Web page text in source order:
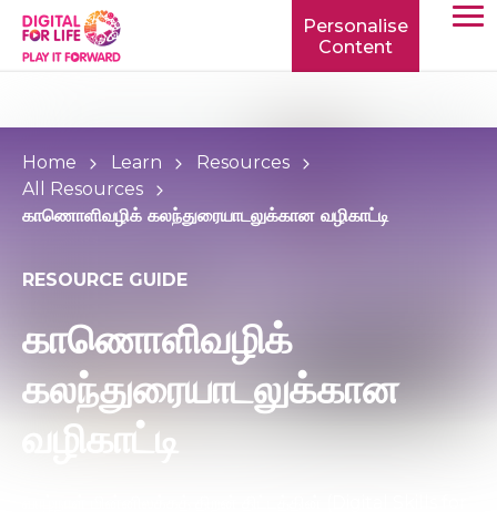
Personalise
Content
Home Learn
Resources
All Resources
காணொளிவழிக் கலந்துரையாடலுக்கான வழிகாட்டி
RESOURCE GUIDE
காணொளிவழிக்
கலந்துரையாடலுக்கான
வழிகாட்டி